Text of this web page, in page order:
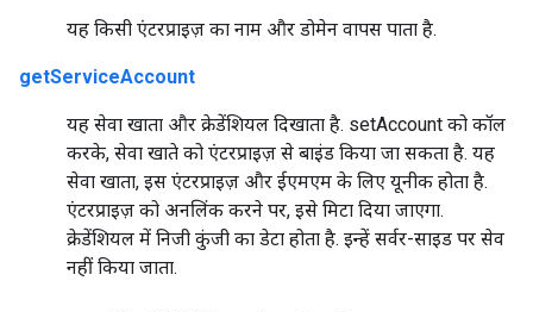
यह किसी एंटरप्राइज़ का नाम और डोमेन वापस पाता है.
getServiceAccount
यह सेवा खाता और क्रेडेंशियल दिखाता है. setAccount को कॉल
करके, सेवा खाते को एंटरप्राइज़ से बाइंड किया जा सकता है. यह
सेवा खाता, इस एंटरप्राइज़ और ईएमएम के लिए यूनीक होता है.
एंटरप्राइज़ को अनलिंक करने पर, इसे मिटा दिया जाएगा.
क्रेडेंशियल में निजी कुंजी का डेटा होता है. इन्हें सर्वर-साइड पर सेव
नहीं किया जाता.